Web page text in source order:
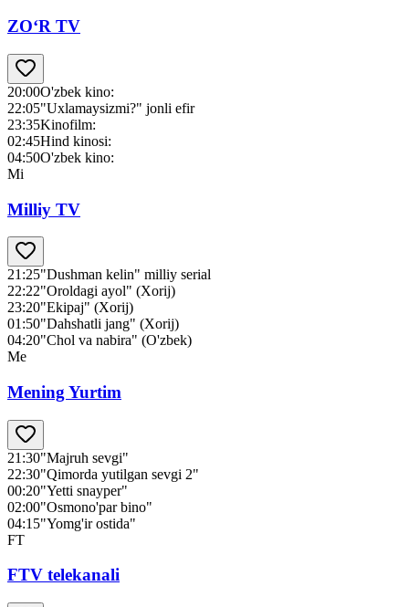
ZO‘R TV
20:00O'zbek kino:
22:05"Uxlamaysizmi?" jonli efir
23:35Kinofilm:
02:45Hind kinosi:
04:50O'zbek kino:
Mi
Milliy TV
21:25"Dushman kelin" milliy serial
22:22"Oroldagi ayol" (Xorij)
23:20"Ekipaj" (Xorij)
01:50"Dahshatli jang" (Xorij)
04:20"Chol va nabira" (O'zbek)
Me
Mening Yurtim
21:30"Majruh sevgi"
22:30"Qimorda yutilgan sevgi 2"
00:20"Yetti snayper"
02:00"Osmono'par bino"
04:15"Yomg'ir ostida"
FT
FTV telekanali